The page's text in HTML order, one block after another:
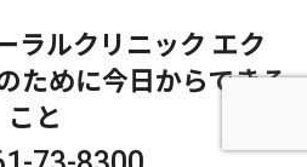
ラルクリニック エク
ために今日からできる
こと